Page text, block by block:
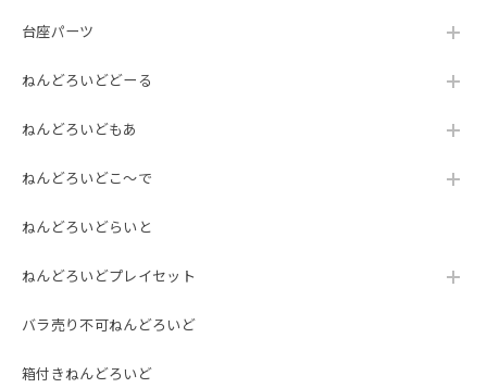
台座パーツ
ねんどろいどどーる
ねんどろいどもあ
ねんどろいどこ～で
ねんどろいどらいと
ねんどろいどプレイセット
バラ売り不可ねんどろいど
箱付きねんどろいど